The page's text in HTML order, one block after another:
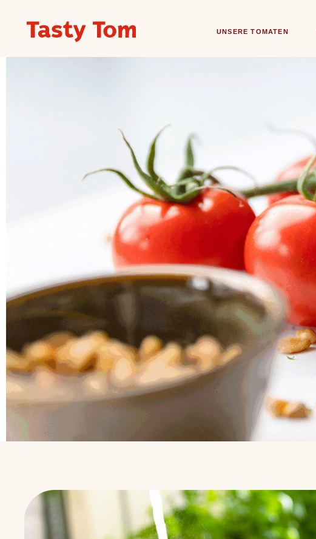
UNSERE TOMATEN